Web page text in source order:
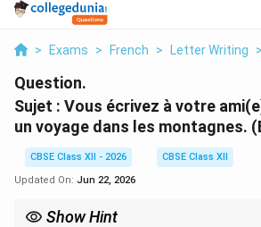
> Exams > French > Letter Writing >
Question.
Sujet : Vous écrivez à votre
un voyage dans les montagnes.
CBSE Class XII - 2026
CBSE Class XII
Updated On: Jun 22, 2026
Show Hint